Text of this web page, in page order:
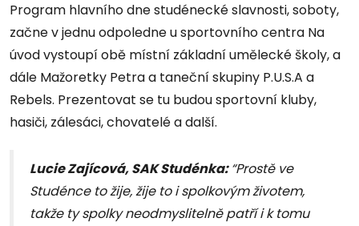
Program hlavního dne studénecké slavnosti, soboty,
začne v jednu odpoledne u sportovního centra Na
úvod vystoupí obě místní základní umělecké školy, a
dále Mažoretky Petra a taneční skupiny P.U.S.A a
Rebels. Prezentovat se tu budou sportovní kluby,
hasiči, zálesáci, chovatelé a další.
Lucie Zajícová,SAK Studénka:“Prostě ve
Studénce to žije, žije to i spolkovým životem,
takže ty spolky neodmyslitelně patří i k tomu